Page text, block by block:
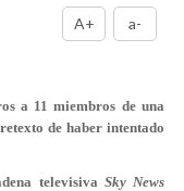
A+ a-
a 11 miembros de una
de haber intentado
televisiva Sky News